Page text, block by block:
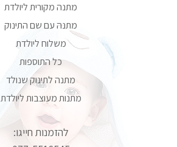
מתנה מקורית ליולדת
מתנה עם שם התינוק
משלוח ליולדת
כל התוספות
מתנה לתינוק שנולד
מתנות מעוצבות ליולדת
להזמנות חייגו: